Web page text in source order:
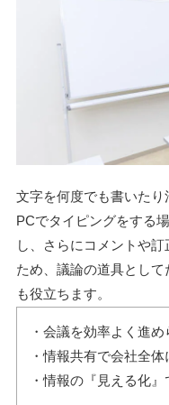
文字を何度でも書いたり
PCでタイピングをする
し、さらにコメントや
ため、議論の道具とし
も役立ちます。
・会議を効率よく進め
・情報共有で会社全
・情報の『見える化